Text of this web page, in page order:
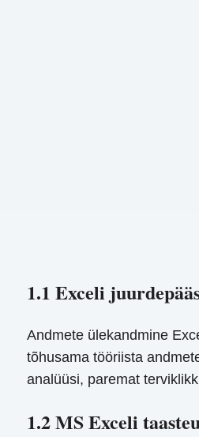
1.1 Exceli
Andmete ülekandmine
tõhusama tööriista
analüüsi, paremat
1.2 MS Exceli